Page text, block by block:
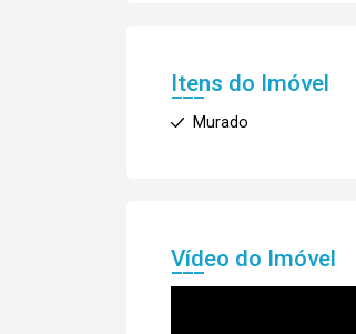
Itens do Imóvel
Murado
Vídeo do Imóvel